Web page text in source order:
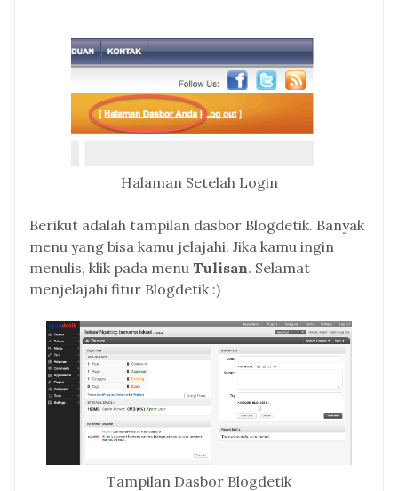
Halaman Setelah Login
Berikut adalah tampilan dasbor Blogdetik. Banyak
menu yang bisa kamu jelajahi. Jika kamu ingin
menulis, klik pada menu Tulisan. Selamat
menjelajahi fitur Blogdetik :)
Tampilan Dasbor Blogdetik